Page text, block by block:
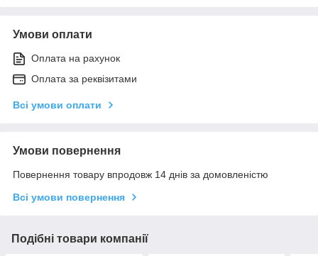
Умови оплати
Оплата на рахунок
Оплата за реквізитами
Всі умови оплати
Умови повернення
Повернення товару впродовж 14 днів за домовленістю
Всі умови повернення
Подібні товари компанії